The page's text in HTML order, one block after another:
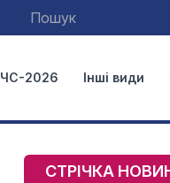
ЧС-2026 Інші види
СТРІЧКА